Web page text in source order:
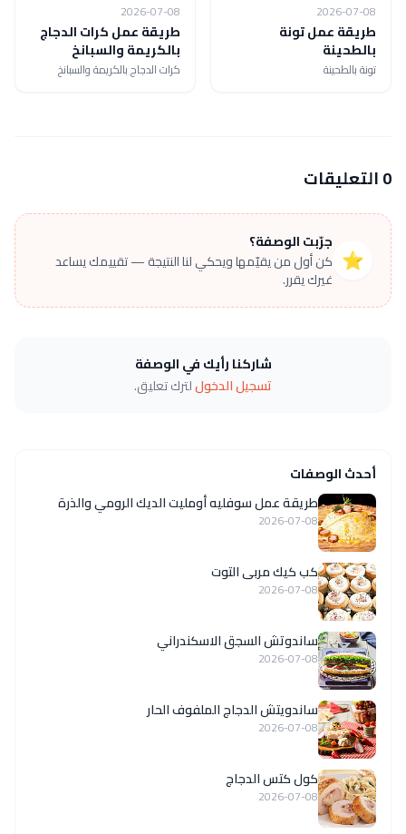
2026-07-08
طريقة عمل تونة
بالطحينة
تونة بالطحينة
2026-07-08
طريقة عمل كرات الدجاج
بالكريمة والسبانخ
كرات الدجاج بالكريمة والسبانخ
0 التعليقات
⭐
جرّبت الوصفة؟
كن أول من يقيّمها ويحكي لنا النتيجة — تقييمك يساعد
غيرك يقرر.
شاركنا رأيك في الوصفة
تسجيل الدخوللترك تعليق.
أحدث الوصفات
طريقة عمل سوفليه أومليت الديك الرومي والذرة
2026-07-08
كب كيك مربى التوت
2026-07-08
ساندوتش السجق الاسكندراني
2026-07-08
ساندويتش الدجاج الملفوف الحار
2026-07-08
كول كتس الدجاج
2026-07-08